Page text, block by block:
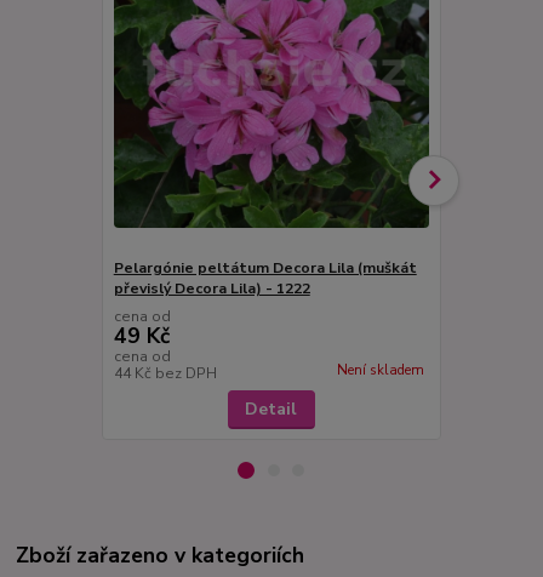
Pelargónie peltátum Decora Lila (muškát
převislý Decora Lila) - 1222
cena od
49 Kč
cena od
44 Kč bez DPH Není skladem
Detail
Zboží zařazeno v kategoriích